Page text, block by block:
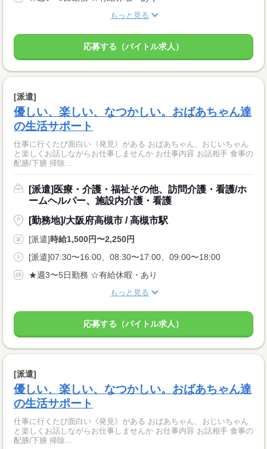
もっと見る
応募する（バイトル求人）
[派遣]
優しい、楽しい、なつかしい。おばあちゃん達
の生活サポート
仕事に行くたび面白い《発見》がある おばあちゃん、おじいちゃん
と楽しくお話しながらお仕事しませんか お仕事内容 お話相手 食事の
配膳/下膳 掃除...
[派遣]医療・介護・福祉その他、訪問介護・看護/ホ
ームヘルパー、施設内介護・看護
[勤務地]/大阪府高槻市 / 高槻市駅
[派遣]時給1,500円〜2,250円
[派遣]07:30〜16:00、08:30〜17:00、09:00〜18:00
★週3〜5日勤務 ☆有給休暇・あり
もっと見る
応募する（バイトル求人）
[派遣]
優しい、楽しい、なつかしい。おばあちゃん達
の生活サポート
仕事に行くたび面白い《発見》がある おばあちゃん、おじいちゃん
と楽しくお話しながらお仕事しませんか お仕事内容 お話相手 食事の
配膳/下膳 掃除...